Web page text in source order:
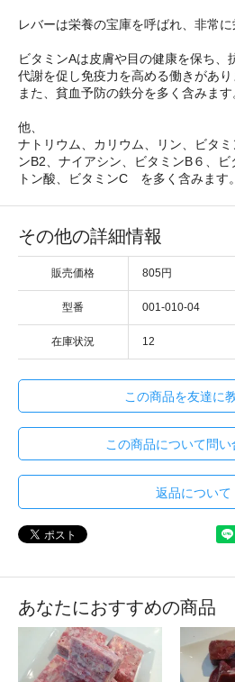
レバーは栄養の宝庫を呼ばれ、非常に
ビタミンAは皮膚や目の健康を保ち、
代謝を促し免疫力を高める働きがあり
また、貧血予防の鉄分を多く含みます
他、
ナトリウム、カリウム、リン、ビタ
ンB2、ナイアシン、ビタミンB６、
トン酸、ビタミンC を多く含みます。
その他の詳細情報
販売価格 805円
型番 001-010-04
在庫状況 12
この商品を友達に
この商品について問い
返品について
あなたにおすすめの商品